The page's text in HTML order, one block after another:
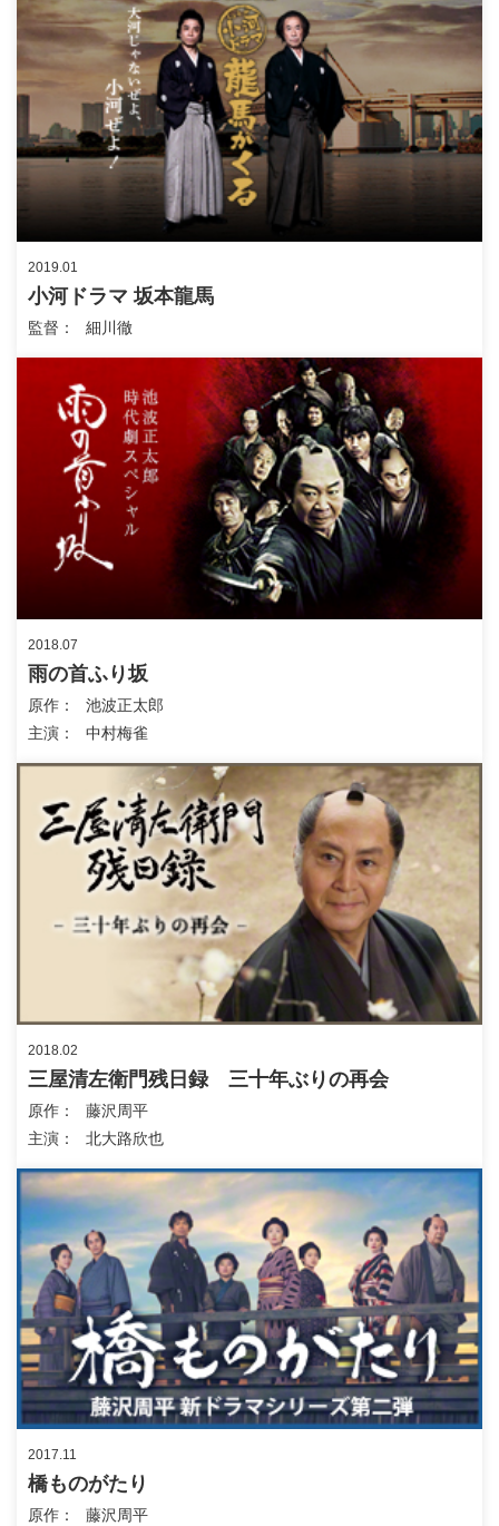
2019.01
小河ドラマ 坂本龍馬
監督 細川徹
2018.07
雨の首ふり坂
原作
主演
池波正太郎
中村梅雀
2018.02
三屋清左衛門残日録 三十年ぶりの再会
原作
主演
藤沢周平
北大路欣也
2017.11
橋ものがたり
原作 藤沢周平